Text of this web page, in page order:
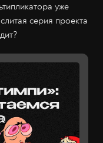
уже
серия проекта